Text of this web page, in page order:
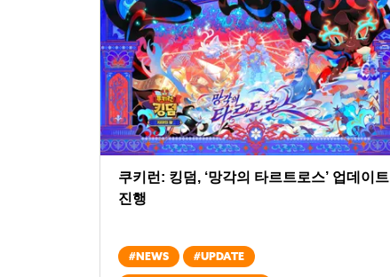
쿠키런: 킹덤, ‘망각의 타르트로스’ 업데이트
진행
#NEWS #UPDATE